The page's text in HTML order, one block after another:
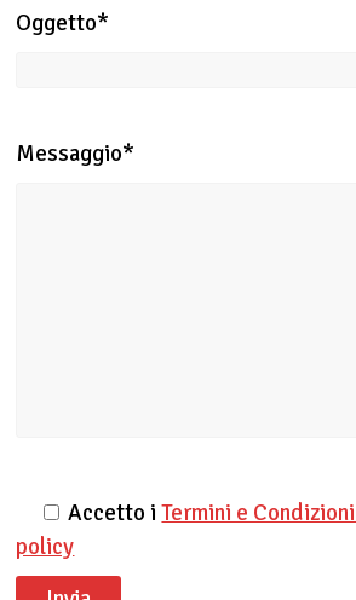
Oggetto*
Messaggio*
Accetto iTermini e
policy